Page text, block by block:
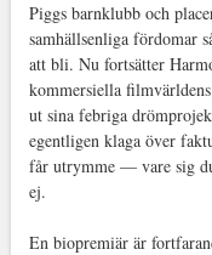
Piggs barnklubb och
samhällsenliga fördomar
att bli. Nu fortsätter
kommersiella
ut sina febriga
egentligen klaga över
får utrymme — vare sig
ej.
En biopremiär är